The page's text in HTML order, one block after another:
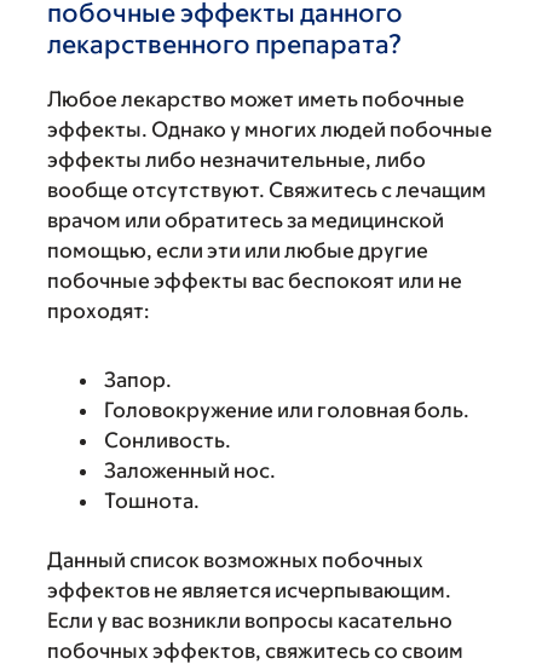
побочные эффекты данного
лекарственного препарата?
Любое лекарство может иметь побочные
эффекты. Однако у многих людей побочные
эффекты либо незначительные, либо
вообще отсутствуют. Свяжитесь с лечащим
врачом или обратитесь за медицинской
помощью, если эти или любые другие
побочные эффекты вас беспокоят или не
проходят:
Запор.
Головокружение или головная боль.
Сонливость.
Заложенный нос.
Тошнота.
Данный список возможных побочных
эффектов не является исчерпывающим.
Если у вас возникли вопросы касательно
побочных эффектов, свяжитесь со своим